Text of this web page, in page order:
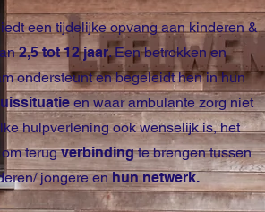
een tijdelijke opvang aan kinderen &
2,5 tot 12 jaar. Een betrokken en
ondersteunt en begeleidt hen in hun
en waar ambulante zorg niet
hulpverlening ook wenselijk is, het
terugverbindingte brengen tussen
jongere enhun netwerk.